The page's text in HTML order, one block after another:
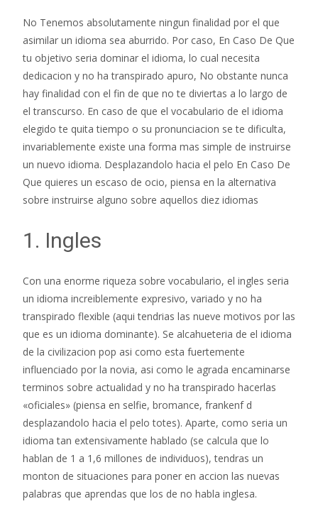
No Tenemos absolutamente ningun finalidad por el que
asimilar un idioma sea aburrido. Por caso, En Caso De Que
tu objetivo seri­a dominar el idioma, lo cual necesita
dedicacion y no ha transpirado apuro, No obstante nunca
hay finalidad con el fin de que no te diviertas a lo largo de
el transcurso. En caso de que el vocabulario de el idioma
elegido te quita tiempo o su pronunciacion se te dificulta,
invariablemente existe una forma mas simple de instruirse
un nuevo idioma. Desplazandolo hacia el pelo En Caso De
Que quieres un escaso de ocio, piensa en la alternativa
sobre instruirse alguno sobre aquellos diez idiomas
1. Ingles
Con una enorme riqueza sobre vocabulario, el ingles seri­a
un idioma increiblemente expresivo, variado y no ha
transpirado flexible (aqui tendri­as las nueve motivos por las
que es un idioma dominante). Se alcahueteria de el idioma
de la civilizacion pop asi­ como esta fuertemente
influenciado por la novia, asi­ como le agrada encaminarse
terminos sobre actualidad y no ha transpirado hacerlas
«oficiales» (piensa en selfie, bromance, frankenf d
desplazandolo hacia el pelo totes). Aparte, como seri­a un
idioma tan extensivamente hablado (se calcula que lo
hablan de 1 a 1,6 millones de individuos), tendras un
monton de situaciones para poner en accion las nuevas
palabras que aprendas que los de no habla inglesa.